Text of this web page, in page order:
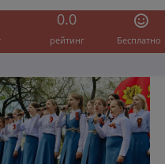
0.0
рейтинг Бесплатно